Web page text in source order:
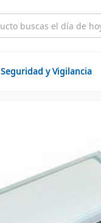
Seguridad y Vigilancia